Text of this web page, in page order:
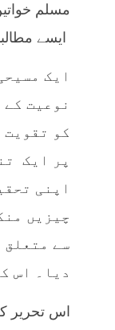
مسلم
ایسے
ایک
نوعیت کے
کو تقویت
پر ایک
اپنی
چیزیں
سے متعلق
دیا۔ اس
اس تحریر